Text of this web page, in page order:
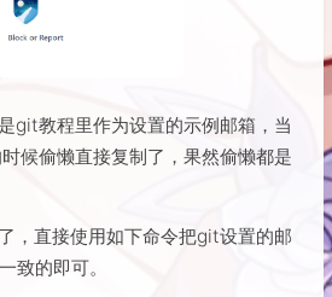
git教程里作为设置的示例邮箱，当
候偷懒直接复制了，果然偷懒都是
，直接使用如下命令把git设置的邮
致的即可。